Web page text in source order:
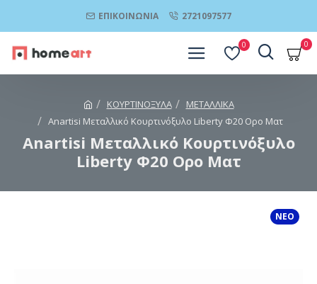
ΕΠΙΚΟΙΝΩΝΊΑ 2721097577
0 0
ΚΟΥΡΤΙΝΟΞΥΛΑ
ΜΕΤΑΛΛΙΚΑ
Anartisi Μεταλλικό Κουρτινόξυλο Liberty Φ20 Ορο Ματ
Anartisi Μεταλλικό Κουρτινόξυλο
Liberty Φ20 Ορο Ματ
ΝΕΟ